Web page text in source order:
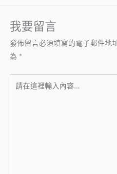
我要留言
發佈留言必須填寫的電子郵件地
為 *